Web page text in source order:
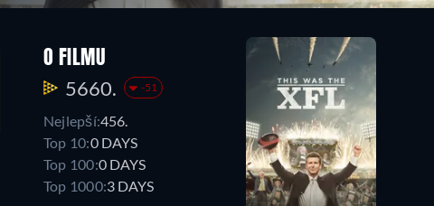
O FILMU
5660. -51
Nejlepší:456.
Top 10:0 DAYS
Top 100:0 DAYS
Top 1000:3 DAYS